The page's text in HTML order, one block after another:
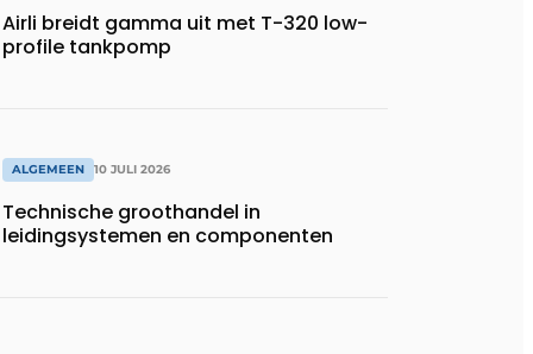
Airli breidt gamma uit met T-320 low-
profile tankpomp
ALGEMEEN 10 JULI 2026
Technische groothandel in
leidingsystemen en componenten